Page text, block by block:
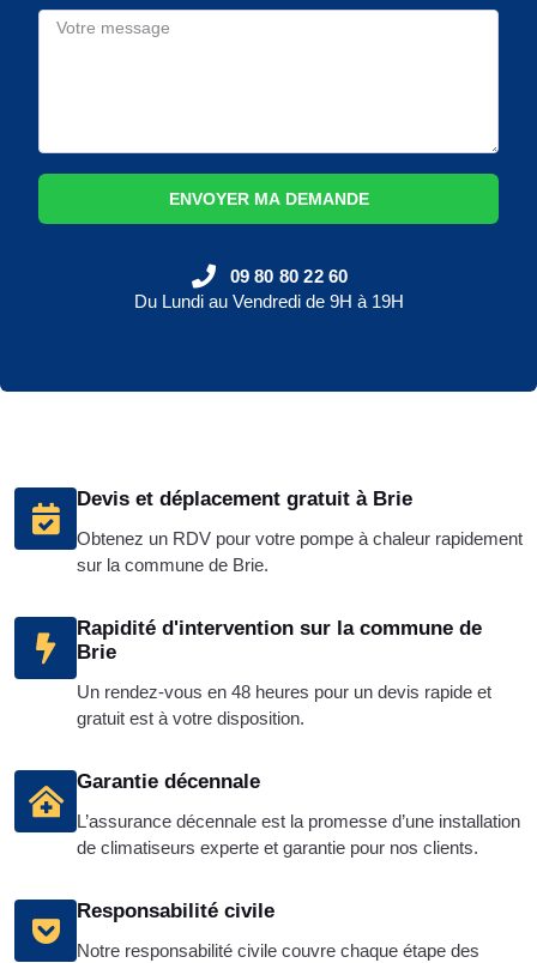
Devis et déplacement gratuit à Brie
Obtenez un RDV pour votre pompe à chaleur rapidement
sur la commune de Brie.
Rapidité d'intervention sur la commune de
Brie
Un rendez-vous en 48 heures pour un devis rapide et
gratuit est à votre disposition.
Garantie décennale
L’assurance décennale est la promesse d’une installation
de climatiseurs experte et garantie pour nos clients.
Responsabilité civile
Notre responsabilité civile couvre chaque étape des
ENVOYER MA DEMANDE
09 80 80 22 60
Du Lundi au Vendredi de 9H à 19H